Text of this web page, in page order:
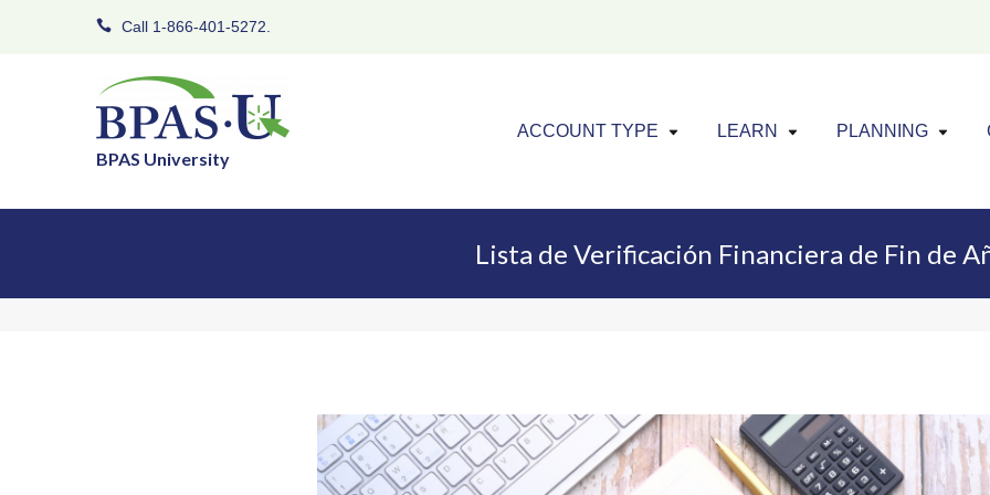
Call 1-866-401-5272.
BPAS University
ACCOUNT TYPE Click to expand menu
LEARN Click to
PLANNING
Lista de Verificación Financiera de Fin de